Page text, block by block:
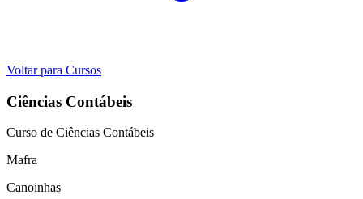
Voltar para Cursos
Ciências Contábeis
Curso de Ciências Contábeis
Mafra
Canoinhas